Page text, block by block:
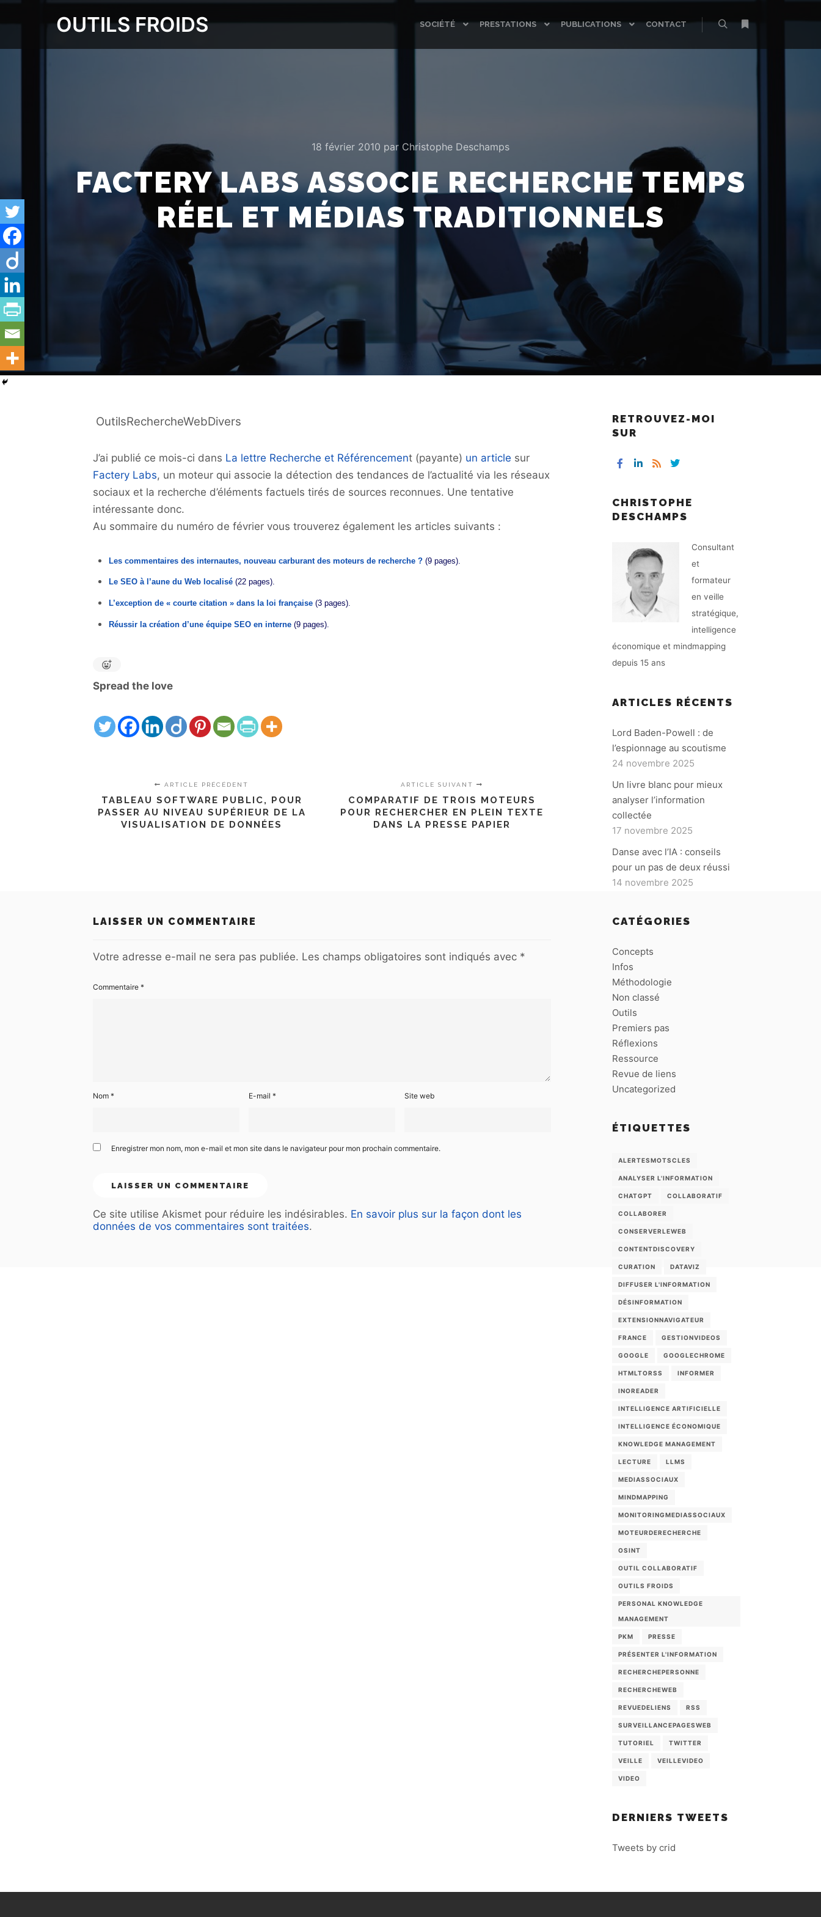
OUTILS FROIDS SOCIÉTÉ PRESTATIONS PUBLICATIONS
CONTACT
18 février 2010 par Christophe Deschamps
FACTERY LABS ASSOCIE RECHERCHE TEMPS
RÉEL ET MÉDIAS TRADITIONNELS
OutilsRechercheWebDivers
J’ai publié ce mois-ci dans La lettre Recherche et Référencement (payante) un article sur
Factery Labs, un moteur qui associe la détection des tendances de l’actualité via les réseaux
sociaux et la recherche d’éléments factuels tirés de sources reconnues. Une tentative
intéressante donc.
Au sommaire du numéro de février vous trouverez également les articles suivants :
Les commentaires des internautes, nouveau carburant des moteurs de recherche ?(9 pages).
Le SEO à l’aune du Web localisé(22 pages).
L’exception de « courte citation » dans la loi française(3 pages).
Réussir la création d’une équipe SEO en interne(9 pages).
Spread the love
ARTICLE PRÉCÉDENT
TABLEAU SOFTWARE PUBLIC, POUR
PASSER AU NIVEAU SUPÉRIEUR DE LA
VISUALISATION DE DONNÉES
ARTICLE SUIVANT
COMPARATIF DE TROIS MOTEURS
POUR RECHERCHER EN PLEIN TEXTE
DANS LA PRESSE PAPIER
LAISSER UN COMMENTAIRE
Votre adresse e-mail ne sera pas publiée. Les champs obligatoires sont indiqués avec *
Commentaire *
Nom * E-mail * Site web
Enregistrer mon nom, mon e-mail et mon site dans le navigateur pour mon prochain commentaire.
Ce site utilise Akismet pour réduire les indésirables. En savoir plus sur la façon dont les
données de vos commentaires sont traitées.
RETROUVEZ-MOI
SUR
CHRISTOPHE
DESCHAMPS
Consultant
et
formateur
en veille
stratégique,
intelligence
économique et mindmapping
depuis 15 ans
ARTICLES RÉCENTS
Lord Baden-Powell : de
l’espionnage au scoutisme
24 novembre 2025
Un livre blanc pour mieux
analyser l’information
collectée
17 novembre 2025
Danse avec l’IA : conseils
pour un pas de deux réussi
14 novembre 2025
CATÉGORIES
Concepts
Infos
Méthodologie
Non classé
Outils
Premiers pas
Réflexions
Ressource
Revue de liens
Uncategorized
ÉTIQUETTES
ALERTESMOTSCLES
ANALYSER L'INFORMATION
CHATGPT COLLABORATIF
COLLABORER
CONSERVERLEWEB
CONTENTDISCOVERY
CURATION DATAVIZ
DIFFUSER L'INFORMATION
DÉSINFORMATION
EXTENSIONNAVIGATEUR
FRANCE GESTIONVIDEOS
GOOGLE GOOGLECHROME
HTMLTORSS INFORMER
INOREADER
INTELLIGENCE ARTIFICIELLE
INTELLIGENCE ÉCONOMIQUE
KNOWLEDGE MANAGEMENT
LECTURE LLMS
MEDIASSOCIAUX
MINDMAPPING
MONITORINGMEDIASSOCIAUX
MOTEURDERECHERCHE
OSINT
OUTIL COLLABORATIF
OUTILS FROIDS
PERSONAL KNOWLEDGE
MANAGEMENT
PKM PRESSE
PRÉSENTER L'INFORMATION
RECHERCHEPERSONNE
RECHERCHEWEB
REVUEDELIENS RSS
SURVEILLANCEPAGESWEB
TUTORIEL TWITTER
VEILLE VEILLEVIDEO
VIDEO
DERNIERS TWEETS
Tweets by crid